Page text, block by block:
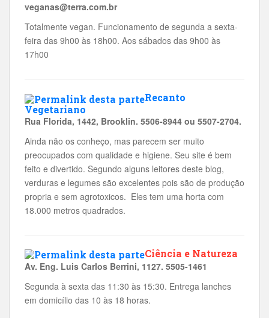
veganas@terra.com.br
Totalmente vegan. Funcionamento de segunda a sexta-
feira das 9h00 às 18h00. Aos sábados das 9h00 às
17h00
Recanto
Vegetariano
Rua Florida, 1442, Brooklin. 5506-8944 ou 5507-2704.
Ainda não os conheço, mas parecem ser muito
preocupados com qualidade e higiene. Seu site é bem
feito e divertido. Segundo alguns leitores deste blog,
verduras e legumes são excelentes pois são de produção
propria e sem agrotoxicos. Eles tem uma horta com
18.000 metros quadrados.
Ciência e Natureza
Av. Eng. Luis Carlos Berrini, 1127. 5505-1461
Segunda à sexta das 11:30 às 15:30. Entrega lanches
em domicílio das 10 às 18 horas.